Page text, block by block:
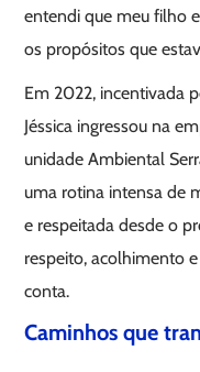
entendi que meu filho
os propósitos que
Em 2022, incentivada
Jéssica ingressou na
unidade Ambiental
uma rotina intensa de
e respeitada desde o
respeito, acolhimento
conta.
Caminhos que